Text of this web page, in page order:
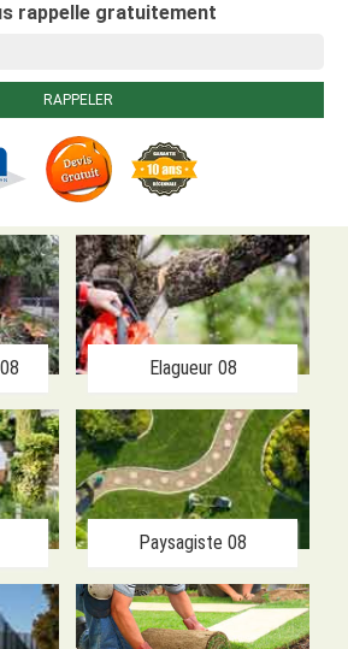
rappelle gratuitement
Elagueur 08
Paysagiste 08